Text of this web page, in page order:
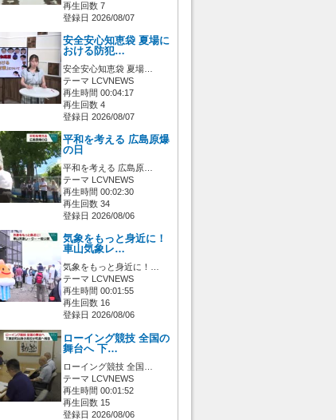
再生回数 7
登録日 2026/08/07
安全安心知恵袋 夏場に
おける防犯…
安全安心知恵袋 夏場…
テーマ LCVNEWS
再生時間 00:04:17
再生回数 4
登録日 2026/08/07
平和を考える 広島原爆
の日
平和を考える 広島原…
テーマ LCVNEWS
再生時間 00:02:30
再生回数 34
登録日 2026/08/06
気象をもっと身近に！
車山気象レ…
気象をもっと身近に！…
テーマ LCVNEWS
再生時間 00:01:55
再生回数 16
登録日 2026/08/06
ローイング競技 全国の
舞台へ 下…
ローイング競技 全国…
テーマ LCVNEWS
再生時間 00:01:52
再生回数 15
登録日 2026/08/06